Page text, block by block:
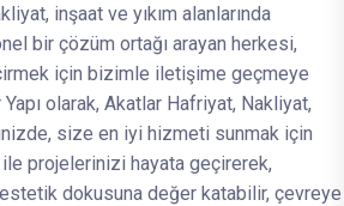
inşaat ve yıkım alanlarında
bir çözüm ortağı arayan herkesi,
için bizimle iletişime geçmeye
olarak, Akatlar Hafriyat, Nakliyat,
size en iyi hizmeti sunmak için
ile projelerinizi hayata geçirerek,
estetik dokusuna değer katabilir, çevreye